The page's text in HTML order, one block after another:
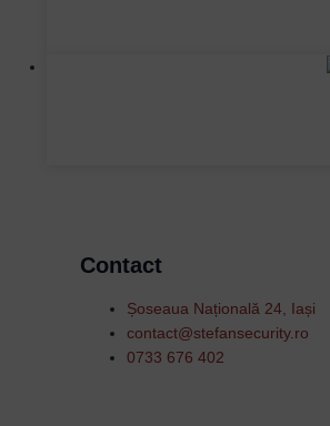
Contact
Șoseaua Națională 24, Iași
contact@stefansecurity.ro
0733 676 402